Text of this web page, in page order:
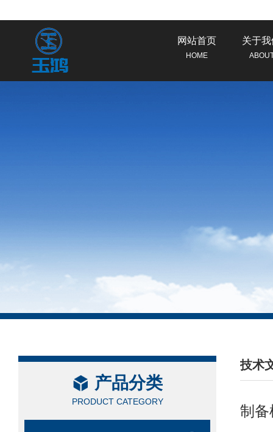
网站首页
HOME
关于
产品分类
PRODUCT CATEGORY
技术
/
制备